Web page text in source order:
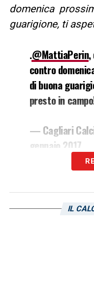
domenica
guarigione, ti
.@MattiaPerin,
contro
di buona
presto in
— Cagliari
gennaio 2017
IL